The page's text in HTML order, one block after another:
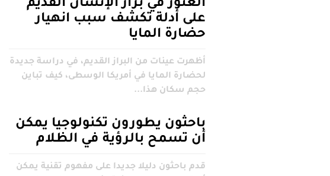
العثور في براز الإنسان القديم
على أدلة تكشف سبب انهيار
حضارة المايا
أظهرت عينات من البراز القديم، في دراسة جديدة
لحضارة المايا في أمريكا الوسطى، كيف تباين
حجم سكان هذا...
باحثون يطورون تكنولوجيا يمكن
أن تسمح بالرؤية في الظلام
قدم باحثون دليلا جديدا على مفهوم تقنية يمكن